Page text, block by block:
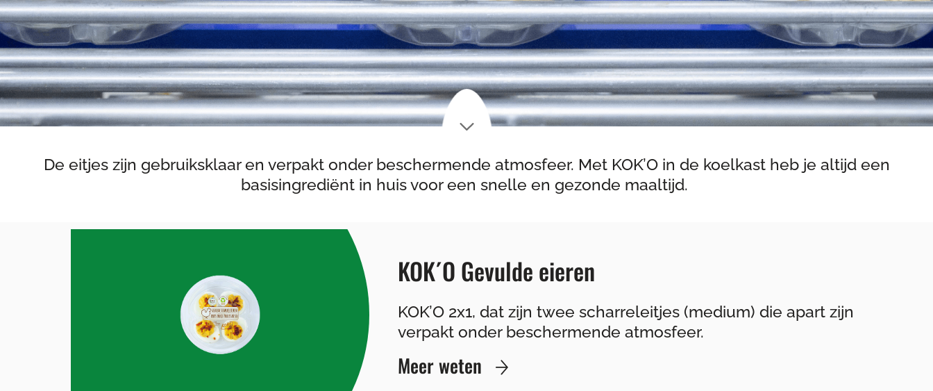
De eitjes zijn gebruiksklaar en verpakt onder beschermende atmosfeer. Met KOK’O in de koelkast heb je altijd een
basisingrediënt in huis voor een snelle en gezonde maaltijd.
KOK´O Gevulde eieren
KOK’O 2x1, dat zijn twee scharreleitjes (medium) die apart zijn
verpakt onder beschermende atmosfeer.
Meer weten